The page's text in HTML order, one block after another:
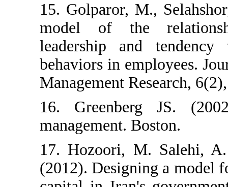
15. Golparor,
model of
leadership
behaviors in
Management
16.
management.
17. Hozoori,
(2012).